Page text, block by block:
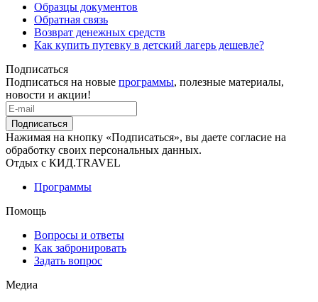
Образцы документов
Обратная связь
Возврат денежных средств
Как купить путевку в детский лагерь дешевле?
Подписаться
Подписаться на новые программы, полезные материалы,
новости и акции!
Подписаться
Нажимая на кнопку «Подписаться», вы даете согласие на
обработку своих персональных данных.
Отдых с КИД.TRAVEL
Программы
Помощь
Вопросы и ответы
Как забронировать
Задать вопрос
Медиа